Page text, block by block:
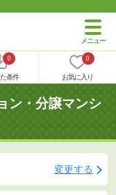
0
条件
0
お気に入り
ン・分譲マンシ
変更する